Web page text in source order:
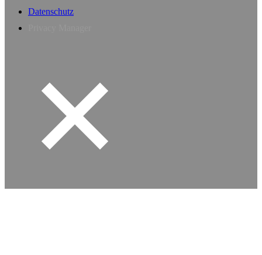
Datenschutz